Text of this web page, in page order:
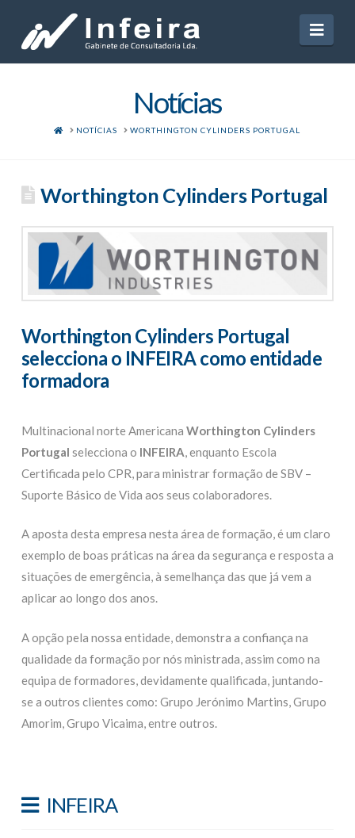
Notícias
HOMENOTÍCIAS WORTHINGTON CYLINDERS PORTUGAL
Worthington Cylinders Portugal
Worthington Cylinders Portugal
selecciona o INFEIRA como entidade
formadora
Multinacional norte Americana Worthington Cylinders
Portugal selecciona o INFEIRA, enquanto Escola
Certificada pelo CPR, para ministrar formação de SBV –
Suporte Básico de Vida aos seus colaboradores.
A aposta desta empresa nesta área de formação, é um claro
exemplo de boas práticas na área da segurança e resposta a
situações de emergência, à semelhança das que já vem a
aplicar ao longo dos anos.
A opção pela nossa entidade, demonstra a confiança na
qualidade da formação por nós ministrada, assim como na
equipa de formadores, devidamente qualificada, juntando-
se a outros clientes como: Grupo Jerónimo Martins, Grupo
Amorim, Grupo Vicaima, entre outros.
INFEIRA